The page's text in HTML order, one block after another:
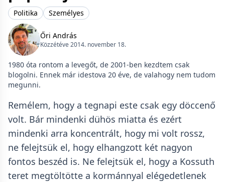
Politika Személyes
Őri András
Közzétéve 2014. november 18.
1980 óta rontom a levegőt, de 2001-ben kezdtem csak
blogolni. Ennek már idestova 20 éve, de valahogy nem tudom
megunni.
Remélem, hogy a tegnapi este csak egy döccenő
volt. Bár mindenki dühös miatta és ezért
mindenki arra koncentrált, hogy mi volt rossz,
ne felejtsük el, hogy elhangzott két nagyon
fontos beszéd is. Ne felejtsük el, hogy a Kossuth
teret megtöltötte a kormánnyal elégedetlenek